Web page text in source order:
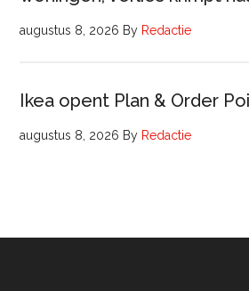
augustus 8, 2026 By Redactie
Ikea opent Plan & Order
augustus 8, 2026 By Redactie